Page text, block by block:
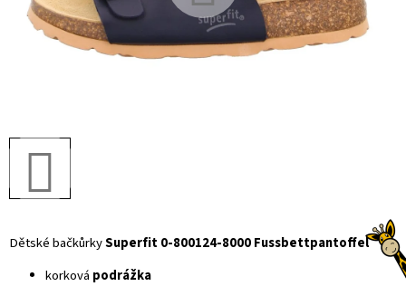
Dětské bačkůrky Superfit 0-800124-8000 Fussbettpantoffel
korková podrážka